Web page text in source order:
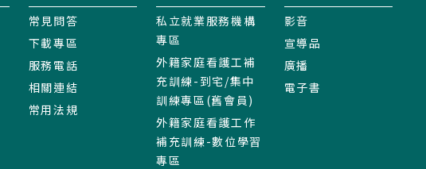
常見問答
下載專區
服務電話
相關連結
常用法規
私立就業服務機構
專區
外籍家庭看護工補
充訓練-到宅/集中
訓練專區(舊會員)
外籍家庭看護工作
補充訓練-數位學習
專區
影音
宣導品
廣播
電子書